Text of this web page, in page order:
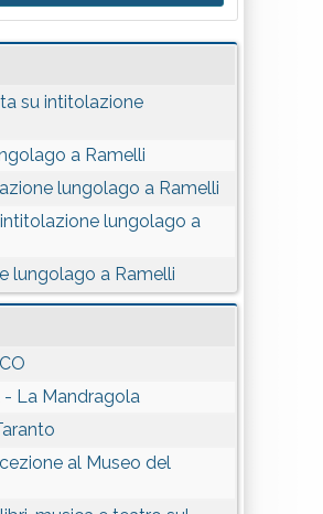
su intitolazione
a Ramelli
lungolago a Ramelli
lungolago a
lungolago a Ramelli
- La Mandragola
al Museo del